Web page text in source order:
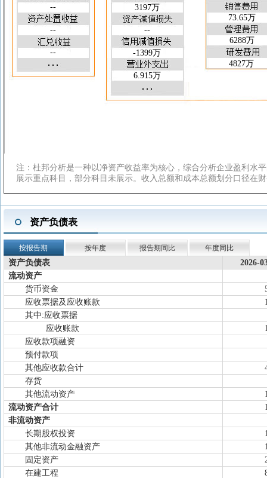
营运能力指标
25-12-31
总资产周转天数(天)
2348
存货周转天数(天)
3.785
106.6
应收账款周转天数(天)
85.47
89.75
总资产周转率(次)
0.041
0.153
存货周转率(次)
23.78
-- 3197万
-- --
73.65万
-- -1399万
6288万
6.915万
4827万
注：杜邦分析是一种以净资产收益率为核心，综合分析企业盈利水
展示重点科目，部分科目未展示。收入总额和成本总额划分口径在
资产负债表
按报告期 按年度 报告期同比 年度同比
资产负债表
2026-
流动资产
货币资金
应收票据及应收账款
其中:应收票据
应收账款
应收款项融资
预付款项
其他应收款合计
存货
其他流动资产
流动资产合计
非流动资产
长期股权投资
其他非流动金融资产
固定资产
在建工程